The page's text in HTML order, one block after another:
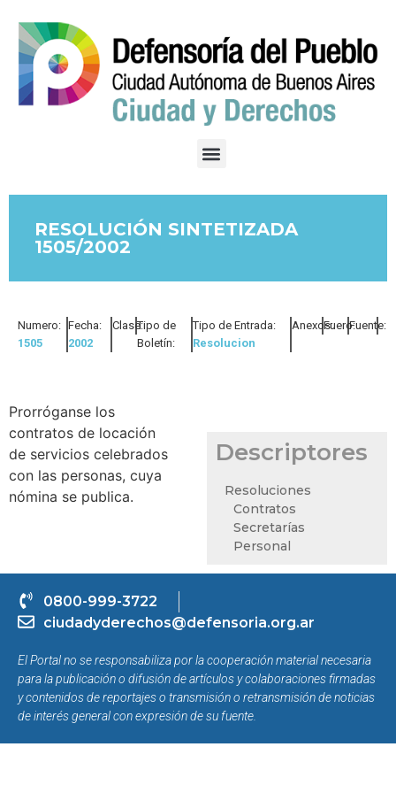
RESOLUCIÓN SINTETIZADA
1505/2002
Numero:
1505
Fecha:
2002
Clase:Tipo de
Boletín:
Tipo de Entrada:
Resolucion
Anexos:Fuero:Fuente:
Prorróganse los
contratos de locación
de servicios celebrados
con las personas, cuya
nómina se publica.
Descriptores
Resoluciones
Contratos
Secretarías
Personal
0800-999-3722
ciudadyderechos@defensoria.org.ar
El Portal no se responsabiliza por la cooperación material necesaria
para la publicación o difusión de artículos y colaboraciones firmadas
y contenidos de reportajes o transmisión o retransmisión de noticias
de interés general con expresión de su fuente.